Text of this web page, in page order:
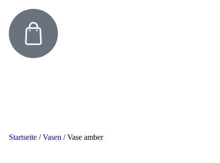
Startseite /Vasen /Vase amber